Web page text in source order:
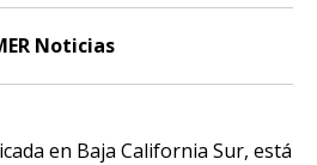
Noticias
en Baja California Sur, está